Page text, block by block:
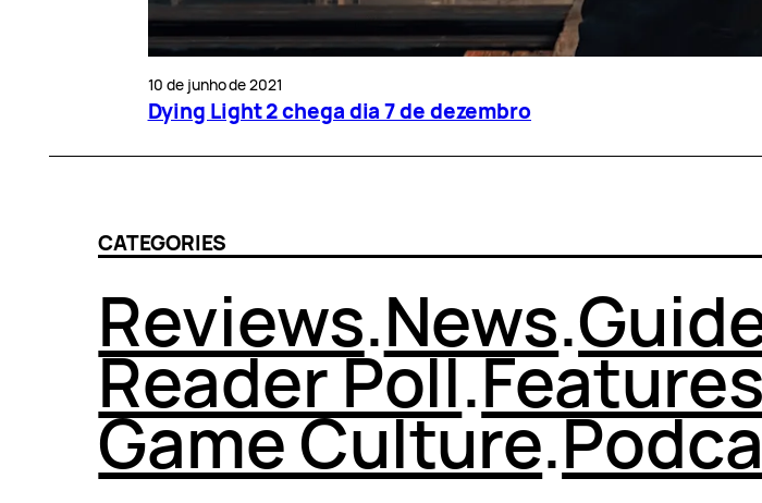
10 de junho de 2021
Dying Light 2 chega dia 7 de dezembro
CATEGORIES
Reviews.News.
Reader Poll.
Game Culture.